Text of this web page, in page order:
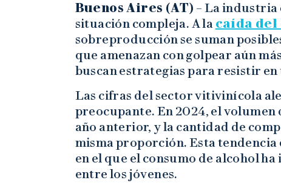
Buenos Aires (AT) – La
situación compleja. A la caída del
sobreproducción se suman
que amenazan con golpear aún
buscan estrategias para resistir
Las cifras del sector vitivinícola
preocupante. En 2024, el volumen
año anterior, y la cantidad de
misma proporción. Esta tendencia
en el que el consumo de alcohol
entre los jóvenes.